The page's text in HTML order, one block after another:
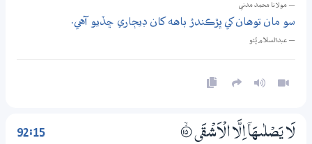
— مولانا محمد مدني
سو مان توهان کي ڀڙڪندڙ باهه کان ڊيڄاري ڇڏيو آهي.
— عبدالسلام ڀُٽو
92:15 لَا يَصْلٰىهَآ اِلَّا الْاَشْقَى ؀ۙ15